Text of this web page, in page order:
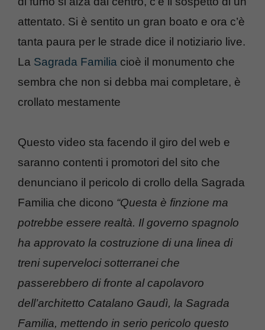
attentato. Si è sentito un gran boato e ora c’è
tanta paura per le strade dice il notiziario live.
La Sagrada Familia cioè il monumento che
sembra che non si debba mai completare, è
crollato mestamente
Questo video sta facendo il giro del web e
saranno contenti i promotori del sito che
denunciano il pericolo di crollo della Sagrada
Familia che dicono “Questa è finzione ma
potrebbe essere realtà. Il governo spagnolo
ha approvato la costruzione di una linea di
treni superveloci sotterranei che
passerebbero di fronte al capolavoro
dell’architetto Catalano Gaudì, la Sagrada
Familia, mettendo in serio pericolo questo